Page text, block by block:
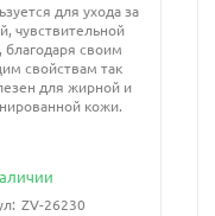
для ухода за
чувствительной
благодаря своим
свойствам так
для жирной и
кожи.
ZV-26230